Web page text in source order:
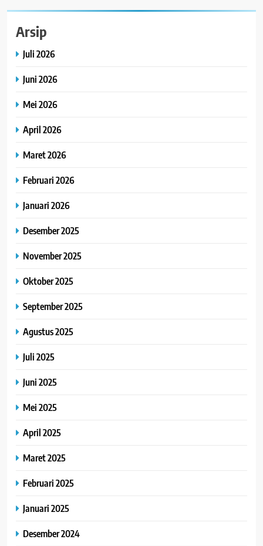
Arsip
Juli 2026
Juni 2026
Mei 2026
April 2026
Maret 2026
Februari 2026
Januari 2026
Desember 2025
November 2025
Oktober 2025
September 2025
Agustus 2025
Juli 2025
Juni 2025
Mei 2025
April 2025
Maret 2025
Februari 2025
Januari 2025
Desember 2024